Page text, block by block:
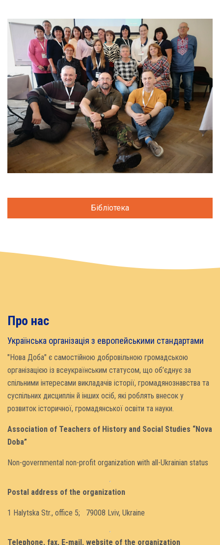
Бібліотека
Про нас
Українська організація з европейськими стандартами
"Нова Доба" є самостійною добровільною громадською
організацією із всеукраїнським статусом, що об’єднує за
спільними інтересами викладачів історії, громадянознавства та
суспільних дисциплін й інших осіб, які роблять внесок у
розвиток історичної, громадянської освіти та науки.
Association of Teachers of History and Social Studies “Nova
Doba”
Non-governmental non-profit organization with all-Ukrainian status
Postal address of the organization
1 Halytska Str., office 5; 79008 Lviv, Ukraine
Telephone, fax, E-mail, website of the organization